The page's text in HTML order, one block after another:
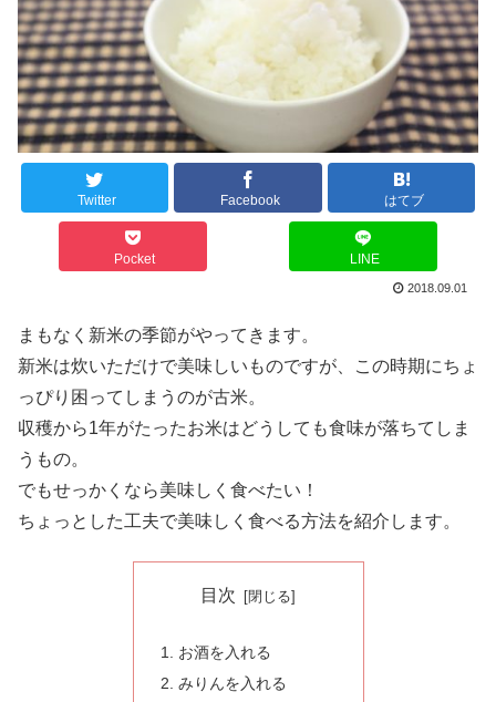
Twitter Facebook はてブ
Pocket LINE
2018.09.01
まもなく新米の季節がやってきます。
新米は炊いただけで美味しいものですが、この時期にちょ
っぴり困ってしまうのが古米。
収穫から1年がたったお米はどうしても食味が落ちてしま
うもの。
でもせっかくなら美味しく食べたい！
ちょっとした工夫で美味しく食べる方法を紹介します。
目次
お酒を入れる
みりんを入れる